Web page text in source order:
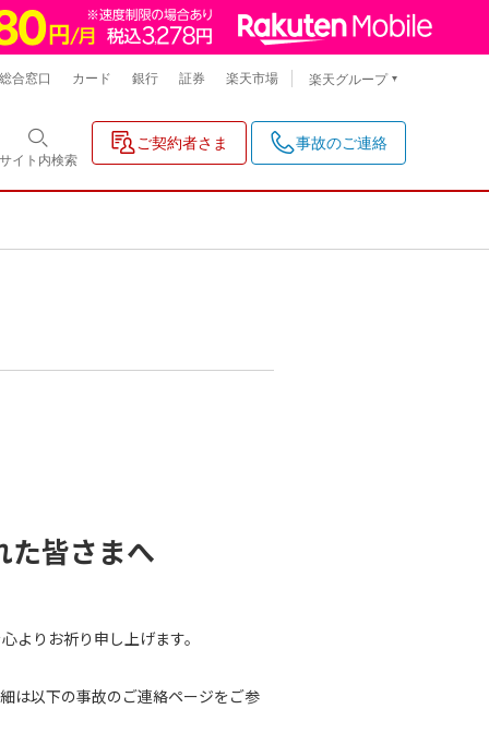
サイト内検索
ご契約者さま 事故のご連絡
合窓口 カード 銀行 証券 楽天市場 楽天グループ
た皆さまへ
よりお祈り申し上げます。
は以下の事故のご連絡ページをご参